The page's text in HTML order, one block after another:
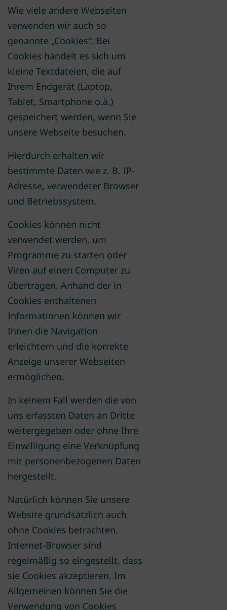
Wie viele andere Webseiten
verwenden wir auch so
genannte „Cookies“. Bei
Cookies handelt es sich um
kleine Textdateien, die auf
Ihrem Endgerät (Laptop,
Tablet, Smartphone o.ä.)
gespeichert werden, wenn Sie
unsere Webseite besuchen.
Hierdurch erhalten wir
bestimmte Daten wie z. B. IP-
Adresse, verwendeter Browser
und Betriebssystem.
Cookies können nicht
verwendet werden, um
Programme zu starten oder
Viren auf einen Computer zu
übertragen. Anhand der in
Cookies enthaltenen
Informationen können wir
Ihnen die Navigation
erleichtern und die korrekte
Anzeige unserer Webseiten
ermöglichen.
In keinem Fall werden die von
uns erfassten Daten an Dritte
weitergegeben oder ohne Ihre
Einwilligung eine Verknüpfung
mit personenbezogenen Daten
hergestellt.
Natürlich können Sie unsere
Website grundsätzlich auch
ohne Cookies betrachten.
Internet-Browser sind
regelmäßig so eingestellt, dass
sie Cookies akzeptieren. Im
Allgemeinen können Sie die
Verwendung von Cookies